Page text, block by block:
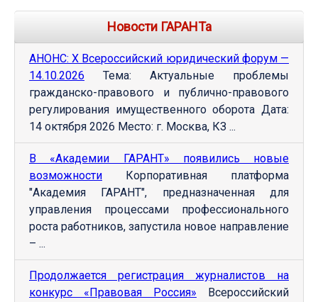
Новости ГАРАНТа
АНОНС: Х Всероссийский юридический форум —
14.10.2026 Тема: Актуальные проблемы
гражданско-правового и публично-правового
регулирования имущественного оборота Дата:
14 октября 2026 Место: г. Москва, КЗ ...
В «Академии ГАРАНТ» появились новые
возможности Корпоративная платформа
"Академия ГАРАНТ", предназначенная для
управления процессами профессионального
роста работников, запустила новое направление
– ...
Продолжается регистрация журналистов на
конкурс «Правовая Россия» Всероссийский